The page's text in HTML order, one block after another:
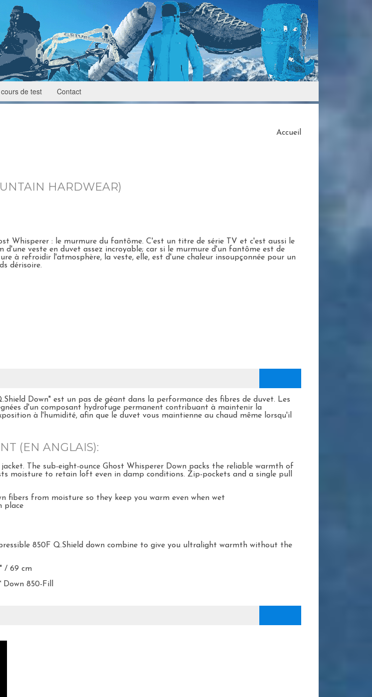
de test Contact
Accueil
HARDWEAR)
Whisperer : le murmure du fantôme. C'est un titre de série TV et c'est aussi le
d'une veste en duvet assez incroyable; car si le murmure d'un fantôme est de
à refroidir l'atmosphère, la veste, elle, est d'une chaleur insoupçonnée pour un
dérisoire.
Down" est un pas de géant dans la performance des fibres de duvet. Les
d'un composant hydrofuge permanent contribuant à maintenir la
à l'humidité, afin que le duvet vous maintienne au chaud même lorsqu'il
(EN ANGLAIS):
The sub-eight-ounce Ghost Whisperer Down packs the reliable warmth of
moisture to retain loft even in damp conditions. Zip-pockets and a single pull
fibers from moisture so they keep you warm even when wet
place
850F Q.Shield down combine to give you ultralight warmth without the
/ 69 cm
850-Fill